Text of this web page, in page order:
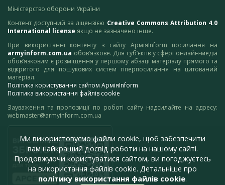
Міністерство оборони України
Контент доступний за ліцензією Creative Commons Attribution 4.0
International license якщо не зазначено інше.
При використанні контенту з сайту АрміяInform посилання на
armyinform.com.ua обов’язкове. Для суб’єктів у сфері онлайн-медіа
обов’язковим є розміщення у першому абзаці матеріалу прямого та
відкритого для пошукових систем гіперпосилання на цитований
матеріал.
Політика користування сайтом АрміяInform
Політика використання файлів cookie
Зауваження та пропозиції по роботі сайту надсилайте на адресу:
webmaster@armyinform.com.ua
Ми використовуємо файли cookie, щоб забезпечити
вам найкращий досвід роботи на нашому сайті.
Продовжуючи користуватися сайтом, ви погоджуєтесь
на використання файлів cookie. Детальніше про
політику використання файлів cookie.